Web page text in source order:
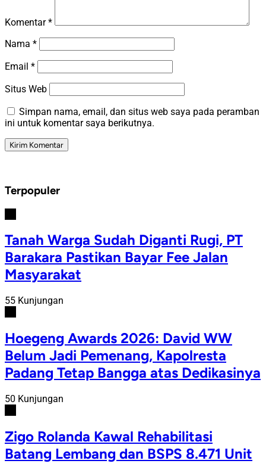
Komentar*
Nama *
Email *
Situs Web
Simpan nama, email, dan situs web saya pada peramban
ini untuk komentar saya berikutnya.
Terpopuler
Tanah Warga Sudah Diganti Rugi, PT
Barakara Pastikan Bayar Fee Jalan
Masyarakat
55 Kunjungan
Hoegeng Awards 2026: David WW
Belum Jadi Pemenang, Kapolresta
Padang Tetap Bangga atas Dedikasinya
50 Kunjungan
Zigo Rolanda Kawal Rehabilitasi
Batang Lembang dan BSPS 8.471 Unit